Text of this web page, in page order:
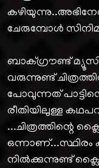
ചേരുമ്പോൾ
ബാക്ഗ്രൗണ്ട്
വരുന്നുണ്ട്
പോവുന്നത്
രീതിയിലുള്ള
...ചിത്രത്തിന്റെ
ഒന്നാണ്...സ്ഥിരം
നിൽക്കുന്നുണ്ട്